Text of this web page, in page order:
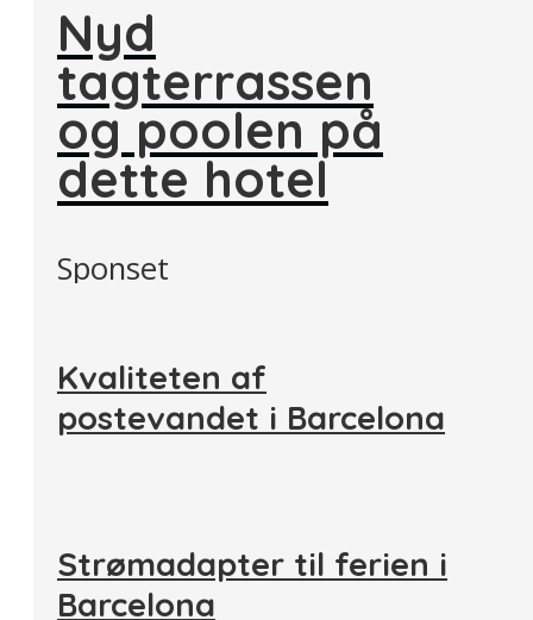
Nyd
tagterrassen
og poolen på
dette hotel
Sponset
Kvaliteten af
postevandet i Barcelona
Strømadapter til ferien i
Barcelona